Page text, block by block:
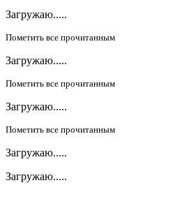
Загружаю.....
Пометить все прочитанным
Загружаю.....
Пометить все прочитанным
Загружаю.....
Пометить все прочитанным
Загружаю.....
Загружаю.....